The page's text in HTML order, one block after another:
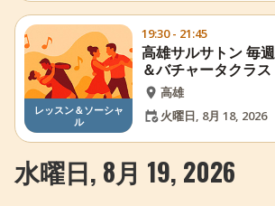
レッスン＆ソーシャ
ル
19:30 - 21:45
高雄サルサトン 毎
＆バチャータクラス
高雄
火曜日, 8月 18, 2026
水曜日, 8月 19, 2026